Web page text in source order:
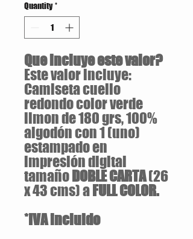
Quantity *
Que incluye este valor?
Este valor incluye:
Camiseta cuello
redondo color verde
limon de 180 grs, 100%
algodón con 1 (uno)
estampado en
impresión digital
tamaño DOBLE CARTA(26
x 43 cms) a FULL COLOR.
*IVA incluido